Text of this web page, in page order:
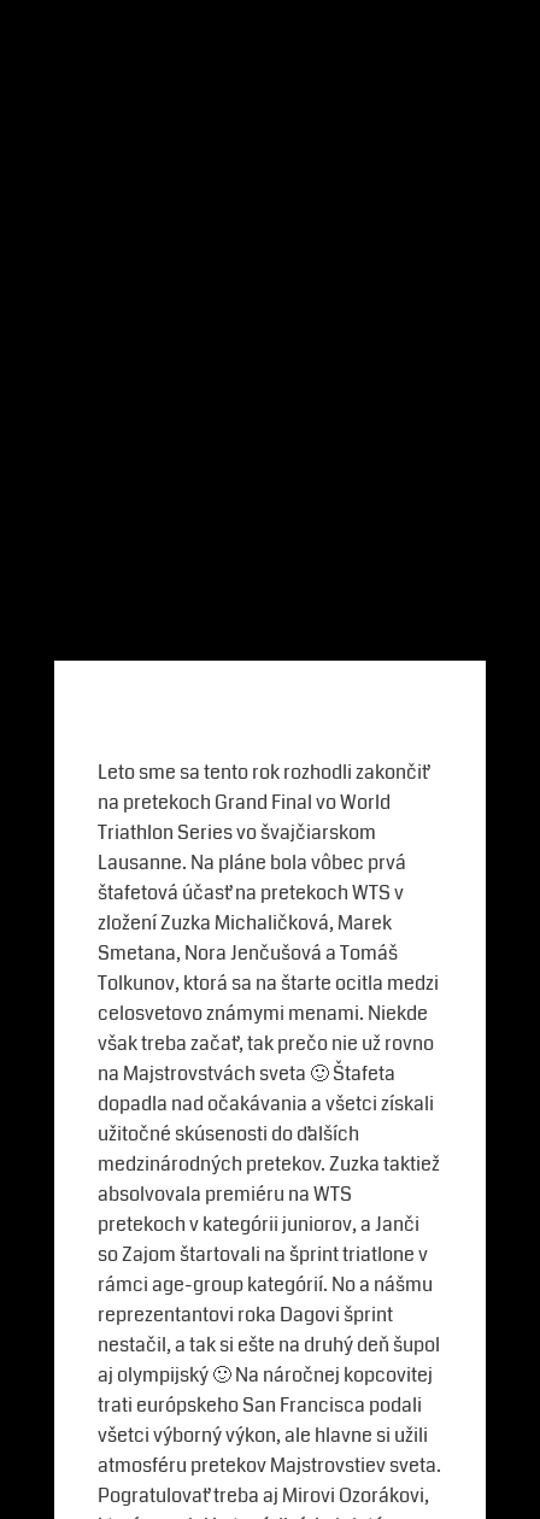
Leto sme sa tento rok rozhodli zakončiť
na pretekoch Grand Final vo World
Triathlon Series vo švajčiarskom
Lausanne. Na pláne bola vôbec prvá
štafetová účasť na pretekoch WTS v
zložení Zuzka Michaličková, Marek
Smetana, Nora Jenčušová a Tomáš
Tolkunov, ktorá sa na štarte ocitla medzi
celosvetovo známymi menami. Niekde
však treba začať, tak prečo nie už rovno
na Majstrovstvách sveta 🙂 Štafeta
dopadla nad očakávania a všetci získali
užitočné skúsenosti do ďalších
medzinárodných pretekov. Zuzka taktiež
absolvovala premiéru na WTS
pretekoch v kategórii juniorov, a Janči
so Zajom štartovali na šprint triatlone v
rámci age-group kategórií. No a nášmu
reprezentantovi roka Dagovi šprint
nestačil, a tak si ešte na druhý deň šupol
aj olympijský 🙂 Na náročnej kopcovitej
trati európskeho San Francisca podali
všetci výborný výkon, ale hlavne si užili
atmosféru pretekov Majstrovstiev sveta.
Pogratulovať treba aj Mirovi Ozorákovi,